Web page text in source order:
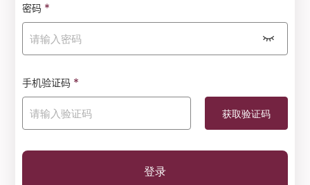
密码 *
手机验证码 *
登录